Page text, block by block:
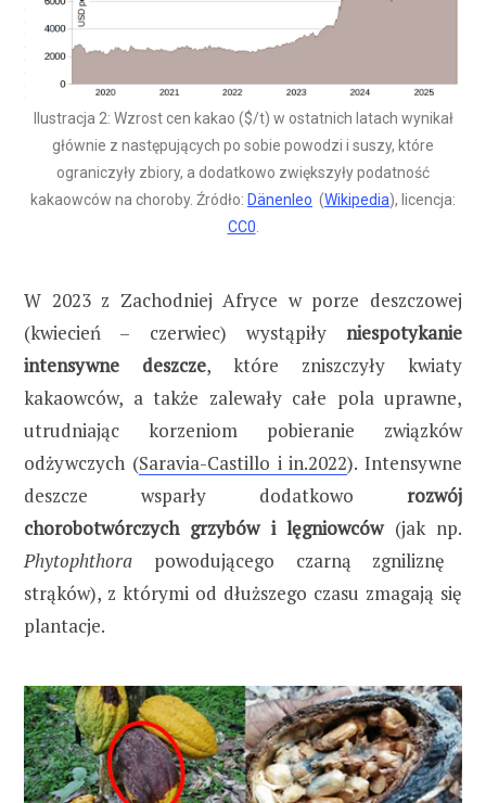
Ilustracja 2: Wzrost cen kakao ($/t) w ostatnich latach wynikał
głównie z następujących po sobie powodzi i suszy, które
ograniczyły zbiory, a dodatkowo zwiększyły podatność
kakaowców na choroby. Źródło: Dänenleo (Wikipedia), licencja:
CC0.
W 2023 z Zachodniej Afryce w porze deszczowej
(kwiecień – czerwiec) wystąpiły niespotykanie
intensywne deszcze, które zniszczyły kwiaty
kakaowców, a także zalewały całe pola uprawne,
utrudniając korzeniom pobieranie związków
odżywczych (Saravia-Castillo i in.2022). Intensywne
deszcze wsparły dodatkowo rozwój
chorobotwórczych grzybów i lęgniowców(jak np.
Phytophthora powodującego czarną zgniliznę
strąków), z którymi od dłuższego czasu zmagają się
plantacje.